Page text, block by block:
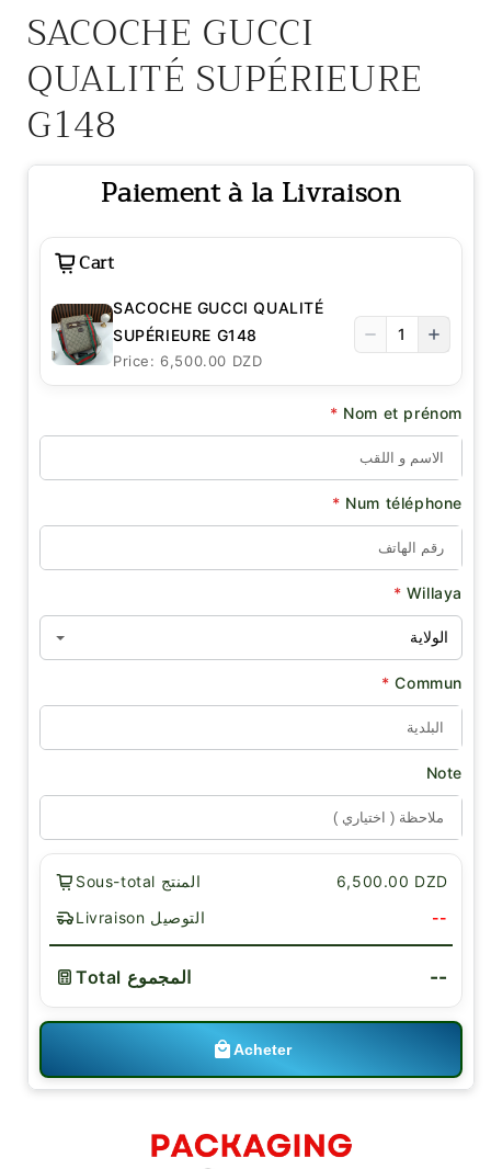
SACOCHE GUCCI
QUALITÉ SUPÉRIEURE
G148
Paiement à la Livraison
Cart
SACOCHE GUCCI QUALITÉ
SUPÉRIEURE G148
Price: 6,500.00 DZD
1
Nom et prénom
*
Num téléphone
*
Willaya
*
Commun
*
Note
Sous-total المنتج
6,500.00 DZD
Livraison التوصيل
--
Total المجموع --
Acheter